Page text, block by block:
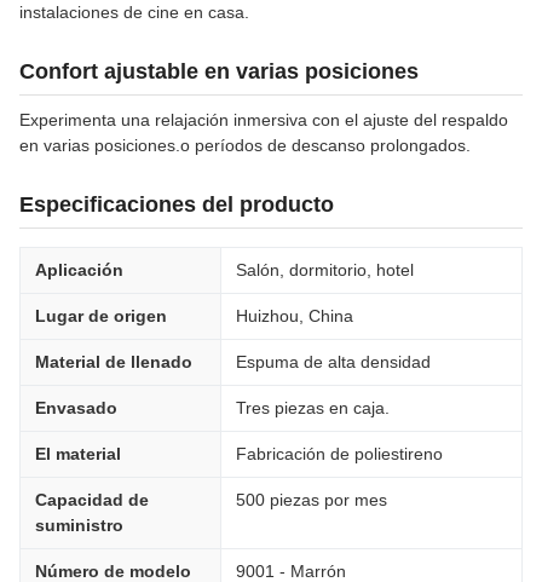
instalaciones de cine en casa.
Confort ajustable en varias posiciones
Experimenta una relajación inmersiva con el ajuste del respaldo
en varias posiciones.o períodos de descanso prolongados.
Especificaciones del producto
Aplicación Salón, dormitorio, hotel
Lugar de origen Huizhou, China
Material de llenado Espuma de alta densidad
Envasado Tres piezas en caja.
El material Fabricación de poliestireno
Capacidad de
suministro
500 piezas por mes
Número de modelo 9001 - Marrón